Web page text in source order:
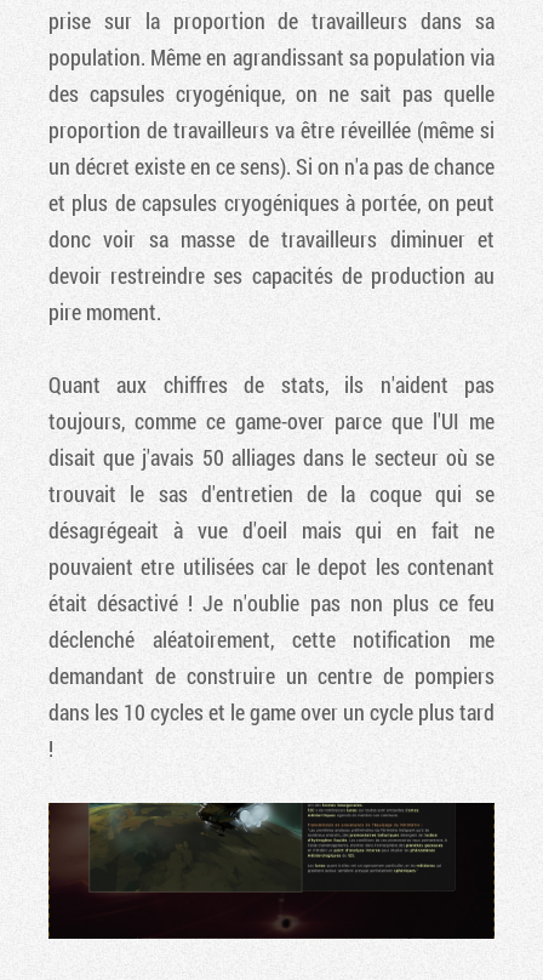
prise sur la proportion de travailleurs dans sa
population. Même en agrandissant sa population via
des capsules cryogénique, on ne sait pas quelle
proportion de travailleurs va être réveillée (même si
un décret existe en ce sens). Si on n'a pas de chance
et plus de capsules cryogéniques à portée, on peut
donc voir sa masse de travailleurs diminuer et
devoir restreindre ses capacités de production au
pire moment.
Quant aux chiffres de stats, ils n'aident pas
toujours, comme ce game-over parce que l'UI me
disait que j'avais 50 alliages dans le secteur où se
trouvait le sas d'entretien de la coque qui se
désagrégeait à vue d'oeil mais qui en fait ne
pouvaient etre utilisées car le depot les contenant
était désactivé ! Je n'oublie pas non plus ce feu
déclenché aléatoirement, cette notification me
demandant de construire un centre de pompiers
dans les 10 cycles et le game over un cycle plus tard
!